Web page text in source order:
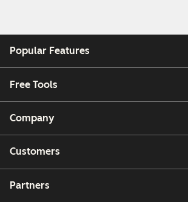
Popular Features
Free Tools
Company
Customers
Partners